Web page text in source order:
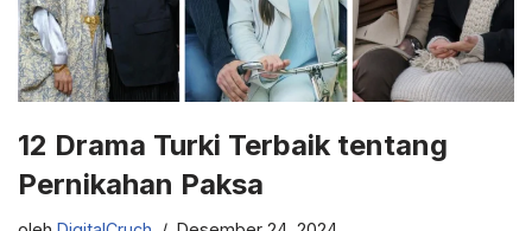
12 Drama Turki Terbaik tentang
Pernikahan Paksa